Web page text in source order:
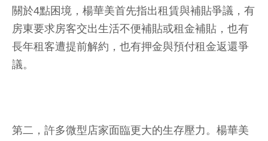
關於4點困境，楊華美首先指出租賃與補貼爭議，有
房東要求房客交出生活不便補貼或租金補貼，也有
長年租客遭提前解約，也有押金與預付租金返還爭
議。
第二，許多微型店家面臨更大的生存壓力。楊華美